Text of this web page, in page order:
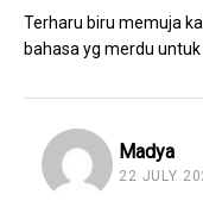
Terharu biru memuja
bahasa yg merdu untuk
Madya
22 JULY